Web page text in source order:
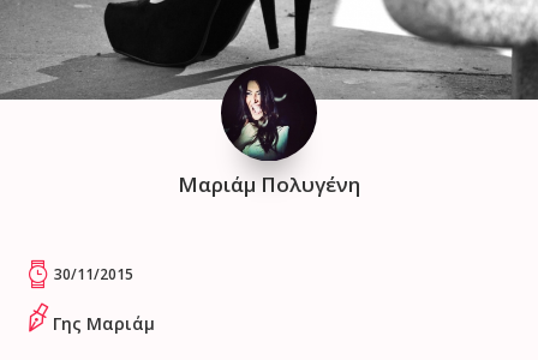
Μαριάμ Πολυγένη
30/11/2015
Γης Μαριάμ